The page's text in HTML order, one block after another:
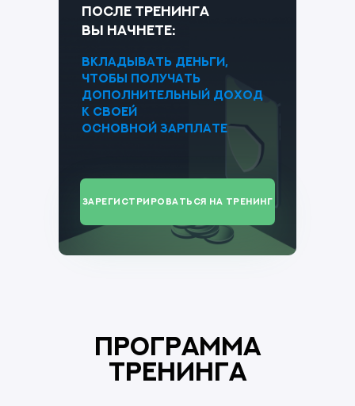
После тренинга
вы начнете:
вкладывать деньги,
чтобы получать
дополнительный доход
к своей
основной зарплате
зарегистрироваться на тренинг
Программа
тренинга